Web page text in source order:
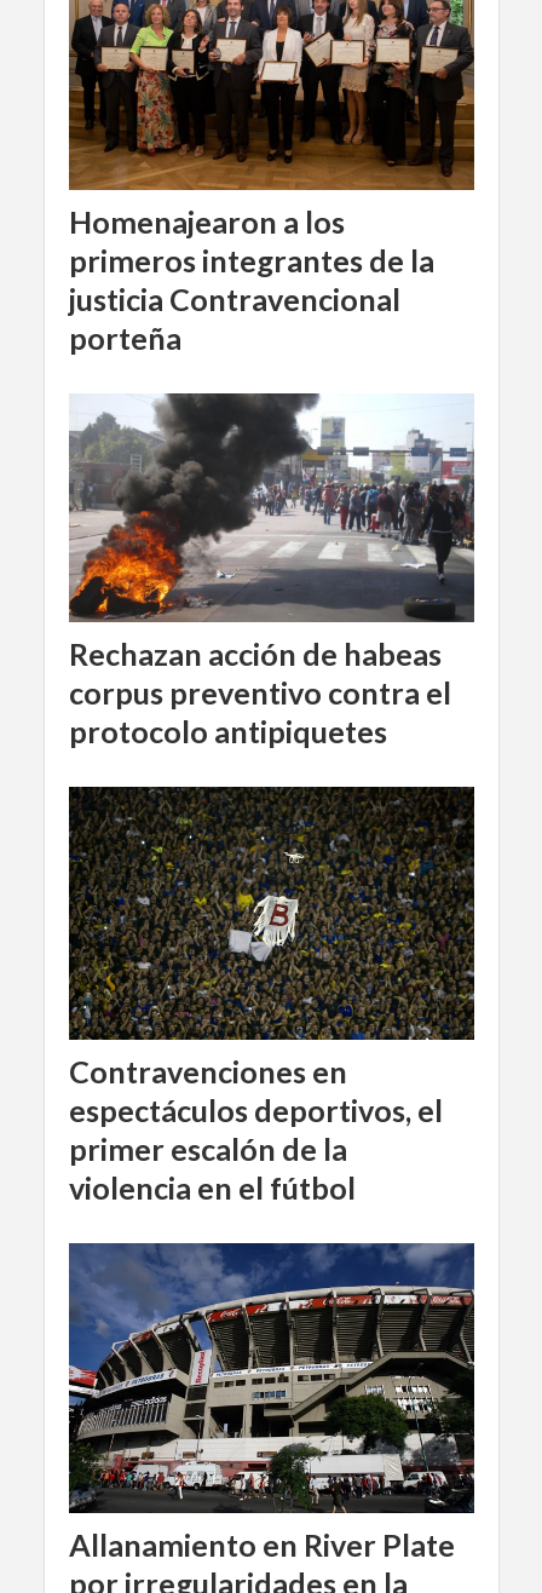
Homenajearon a los
primeros integrantes de la
justicia Contravencional
porteña
Rechazan acción de habeas
corpus preventivo contra el
protocolo antipiquetes
Contravenciones en
espectáculos deportivos, el
primer escalón de la
violencia en el fútbol
Allanamiento en River Plate
por irregularidades en la